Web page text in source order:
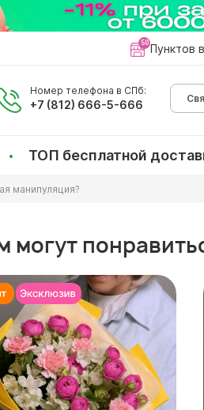
Пунктов
Номер телефона в СПб:
+7 (812) 666-5-666
ТОП бесплатной
манипуляция?
могут